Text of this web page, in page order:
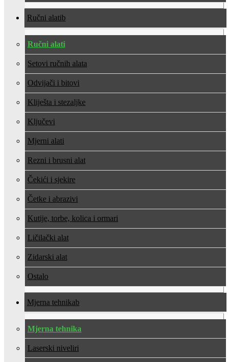
Ručni alati
Ručni alati
Setovi ručnih alata
Odvijači i bitovi
Kliješta i stezaljke
Ključevi
Mjerni alati
Rezni i brusni alat
Čekići i sjekire
Četke i abrazivi
Kutije, torbe, kolica i ormari
Ličilački alat
Zidarski alat
Ostalo
Mjerna tehnika
Mjerna tehnika
Laserski niveliri